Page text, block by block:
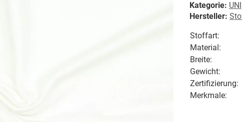
Kategorie: UNI
Hersteller:
Stoffart:
Material:
Breite:
Gewicht:
Zertifizierung:
Merkmale: